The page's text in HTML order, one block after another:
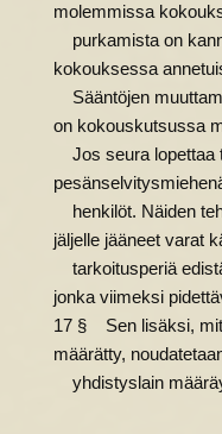
molemmissa
purkamista on
kokouksessa
Sääntöjen
on kokouskutsussa
Jos seura lopettaa
henkilöt. Näiden
jäljelle jääneet varat
tarkoitusperiä
jonka viimeksi
17 § Sen lisäksi,
määrätty,
yhdistyslain